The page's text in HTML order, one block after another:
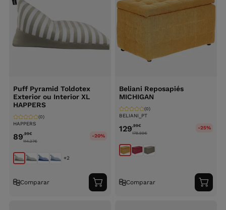
Puff Pyramid Toldotex
Exterior ou Interior XL
HAPPERS
HAPPERS
(0)
89,99€
114.27€
-20%
+2
Comparar
Adicionar
ao
Beliani Reposapiés
MICHIGAN
BELIANI_PT
(0)
129,99€
178.99€
-25%
Comparar
ao